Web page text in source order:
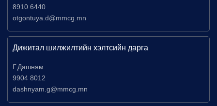
8910 6440
otgontuya.d@mmcg.mn
Дижитал шилжилтийн хэлтсийн дарга
Г.Дашням
9904 8012
dashnyam.g@mmcg.mn